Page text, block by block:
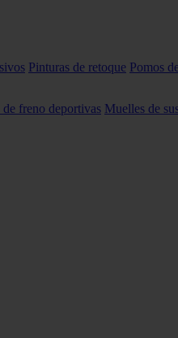
Pinturas de retoque Pomos
de freno deportivas Muelles de